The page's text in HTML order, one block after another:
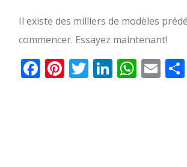
Il existe des milliers de modèles
commencer. Essayez maintenant!
Facebook
Pinterest
Twitter
LinkedIn